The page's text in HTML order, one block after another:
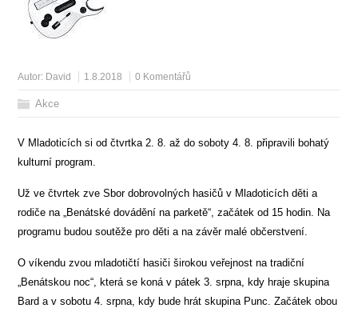
Autor: David 1.8.2018 0 Komentářů
Akce
V Mladoticích si od čtvrtka 2. 8. až do soboty 4. 8. připravili bohatý
kulturní program.
Už ve čtvrtek zve Sbor dobrovolných hasičů v Mladoticích děti a
rodiče na „Benátské dovádění na parketě“, začátek od 15 hodin. Na
programu budou soutěže pro děti a na závěr malé občerstvení.
O víkendu zvou mladotičtí hasiči širokou veřejnost na tradiční
„Benátskou noc“, která se koná v pátek 3. srpna, kdy hraje skupina
Bard a v sobotu 4. srpna, kdy bude hrát skupina Punc. Začátek obou